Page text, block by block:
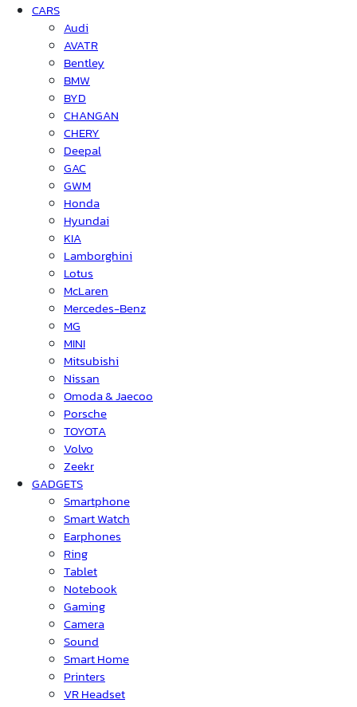
CARS
Audi
AVATR
Bentley
BMW
BYD
CHANGAN
CHERY
Deepal
GAC
GWM
Honda
Hyundai
KIA
Lamborghini
Lotus
McLaren
Mercedes-Benz
MG
MINI
Mitsubishi
Nissan
Omoda & Jaecoo
Porsche
TOYOTA
Volvo
Zeekr
GADGETS
Smartphone
Smart Watch
Earphones
Ring
Tablet
Notebook
Gaming
Camera
Sound
Smart Home
Printers
VR Headset